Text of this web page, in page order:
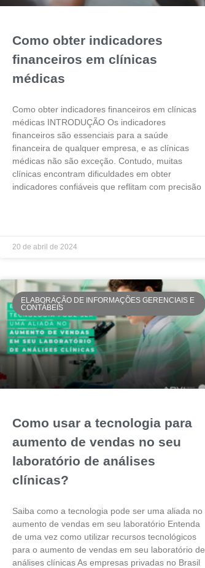
Como obter indicadores
financeiros em clínicas
médicas
Como obter indicadores financeiros em clínicas
médicas INTRODUÇÃO Os indicadores
financeiros são essenciais para a saúde
financeira de qualquer empresa, e as clínicas
médicas não são exceção. Contudo, muitas
clínicas encontram dificuldades em obter
indicadores confiáveis que reflitam com precisão
20 de abril de 2024
ELABORAÇÃO DE INFORMAÇÕES GERENCIAIS E
CONTÁBEIS
Como usar a tecnologia para
aumento de vendas no seu
laboratório de análises
clínicas?
Saiba como a tecnologia pode ser uma aliada no
aumento de vendas em seu laboratório Entenda
de uma vez como utilizar recursos tecnológicos
para o aumento de vendas em seu laboratório de
análises clínicas As empresas privadas no Brasil